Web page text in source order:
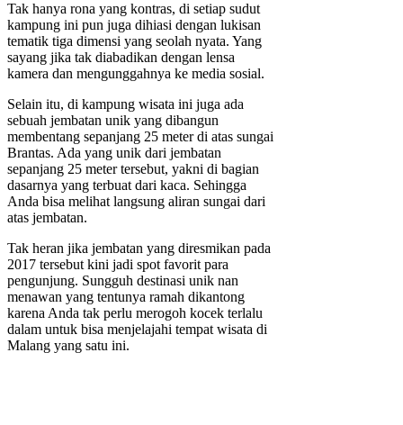
Tak hanya rona yang kontras, di setiap sudut
kampung ini pun juga dihiasi dengan lukisan
tematik tiga dimensi yang seolah nyata. Yang
sayang jika tak diabadikan dengan lensa
kamera dan mengunggahnya ke media sosial.
Selain itu, di kampung wisata ini juga ada
sebuah jembatan unik yang dibangun
membentang sepanjang 25 meter di atas sungai
Brantas. Ada yang unik dari jembatan
sepanjang 25 meter tersebut, yakni di bagian
dasarnya yang terbuat dari kaca. Sehingga
Anda bisa melihat langsung aliran sungai dari
atas jembatan.
Tak heran jika jembatan yang diresmikan pada
2017 tersebut kini jadi spot favorit para
pengunjung. Sungguh destinasi unik nan
menawan yang tentunya ramah dikantong
karena Anda tak perlu merogoh kocek terlalu
dalam untuk bisa menjelajahi tempat wisata di
Malang yang satu ini.